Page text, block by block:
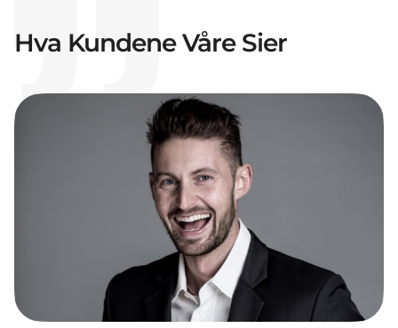
Hva Kundene Våre Sier